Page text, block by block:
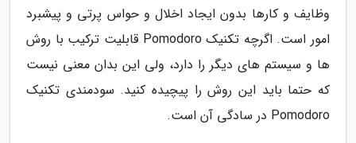
وظایف و کارها بدون ایجاد اخلال و حواس پرتی و پیشبرد
امور است. اگرچه تکنیک Pomodoro قابلیت ترکیب با روش
ها و سیستم های دیگر را دارد، ولی این بدان معنی نیست
که حتما باید این روش را پیچیده کنید. سودمندی تکنیک
Pomodoro در سادگی آن است.